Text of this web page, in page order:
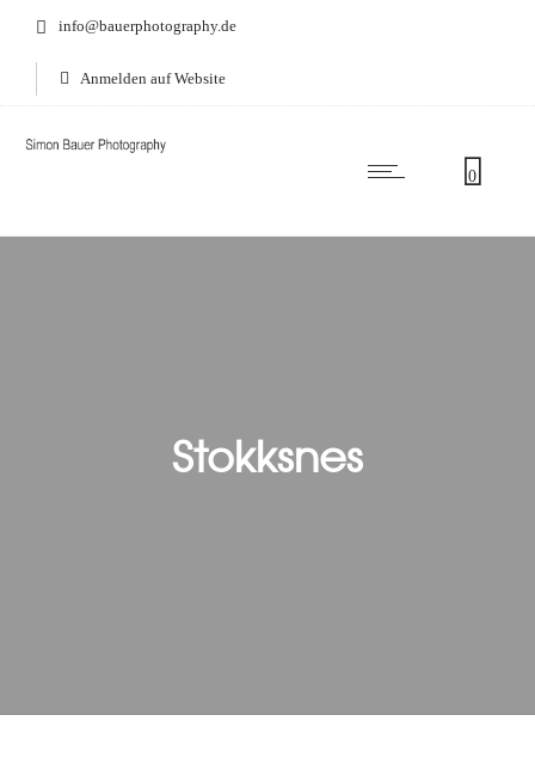
info@bauerphotography.de
Anmelden auf Website
0
Stokksnes